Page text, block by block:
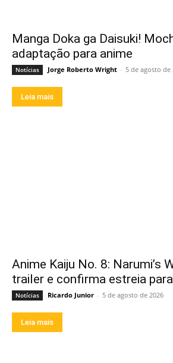
Manga Doka ga Daisuki!
adaptação para anime
Notícias Jorge Roberto Wright - 5 de agosto de
Leia mais
Anime Kaiju No. 8: Narumi’s
trailer e confirma estreia
Notícias Ricardo Junior - 5 de agosto de 2026
Leia mais